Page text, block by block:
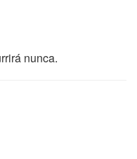
nunca.